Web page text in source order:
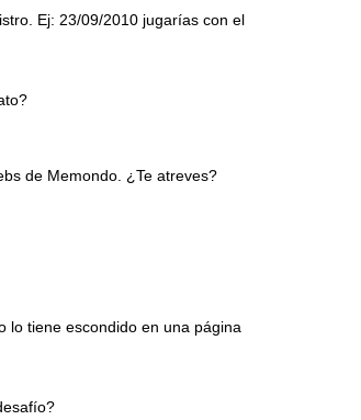
Ej: 23/09/2010 jugarías con el
de Memondo. ¿Te atreves?
lo tiene escondido en una página